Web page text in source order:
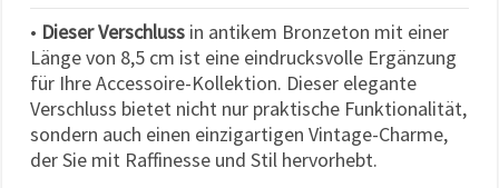
• Dieser Verschluss in antikem Bronzeton mit einer
Länge von 8,5 cm ist eine eindrucksvolle Ergänzung
für Ihre Accessoire-Kollektion. Dieser elegante
Verschluss bietet nicht nur praktische Funktionalität,
sondern auch einen einzigartigen Vintage-Charme,
der Sie mit Raffinesse und Stil hervorhebt.